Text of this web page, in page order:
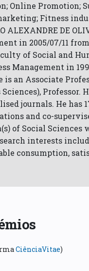
Online Promotion;
Fitness
ALEXANDRE DE
in 2005/07/11
of Social and
Management in
an Associate
journals. He has
and co-
of Social
interests
consumption,
CiênciaVitae)